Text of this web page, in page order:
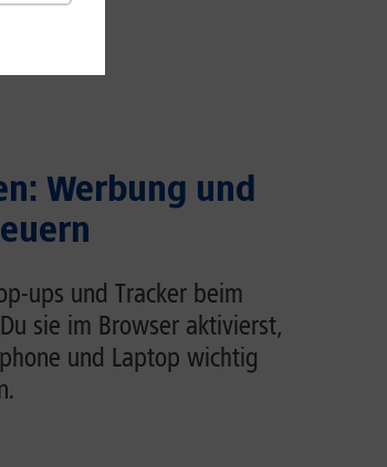
Werbung und
ups und Tracker beim
sie im Browser aktivierst,
und Laptop wichtig